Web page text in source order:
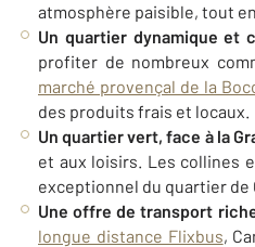
atmosphère paisible, tout
Un quartier dynamique et
profiter de nombreux
marché provençal de la
des produits frais et locaux.
Un quartier vert, face à la
et aux loisirs. Les collines
exceptionnel du quartier de
Une offre de transport
longue distance Flixbus,